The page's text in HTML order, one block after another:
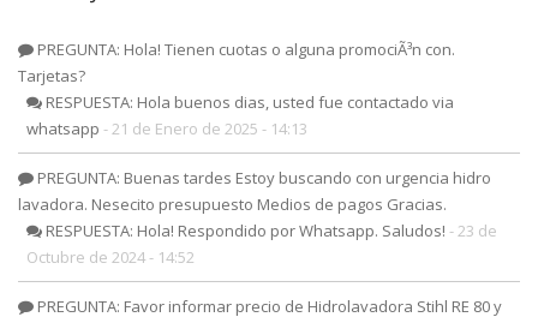
PREGUNTA: Hola! Tienen cuotas o alguna promociÃ³n con.
Tarjetas?
RESPUESTA: Hola buenos dias, usted fue contactado via
whatsapp - 21 de Enero de 2025 - 14:13
PREGUNTA: Buenas tardes Estoy buscando con urgencia hidro
lavadora. Nesecito presupuesto Medios de pagos Gracias.
RESPUESTA: Hola! Respondido por Whatsapp. Saludos! - 23 de
Octubre de 2024 - 14:52
PREGUNTA: Favor informar precio de Hidrolavadora Stihl RE 80 y